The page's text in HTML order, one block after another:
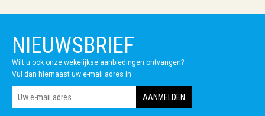
NIEUWSBRIEF
Wilt u ook onze wekelijkse aanbiedingen ontvangen?
Vul dan hiernaast uw e-mail adres in.